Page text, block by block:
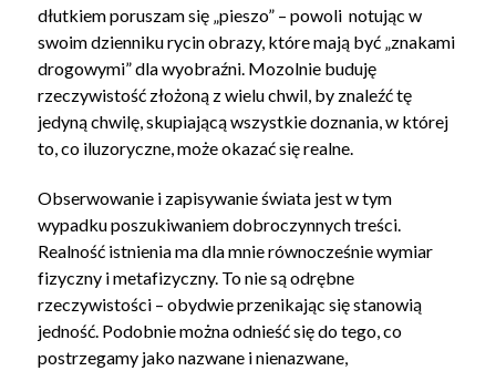
dłutkiem poruszam się „pieszo” – powoli notując w
swoim dzienniku rycin obrazy, które mają być „znakami
drogowymi” dla wyobraźni. Mozolnie buduję
rzeczywistość złożoną z wielu chwil, by znaleźć tę
jedyną chwilę, skupiającą wszystkie doznania, w której
to, co iluzoryczne, może okazać się realne.
Obserwowanie i zapisywanie świata jest w tym
wypadku poszukiwaniem dobroczynnych treści.
Realność istnienia ma dla mnie równocześnie wymiar
fizyczny i metafizyczny. To nie są odrębne
rzeczywistości – obydwie przenikając się stanowią
jedność. Podobnie można odnieść się do tego, co
postrzegamy jako nazwane i nienazwane,